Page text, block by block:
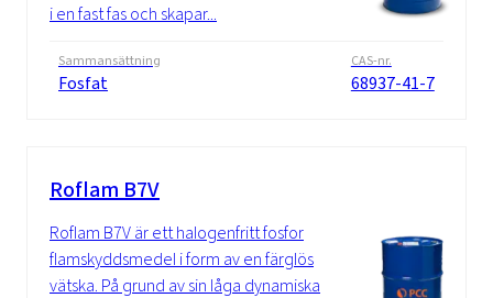
i en fast fas och skapar...
Sammansättning
Fosfat
CAS-nr.
68937-41-7
Roflam B7V
Roflam B7V är ett halogenfritt fosfor
flamskyddsmedel i form av en färglös
vätska. På grund av sin låga dynamiska